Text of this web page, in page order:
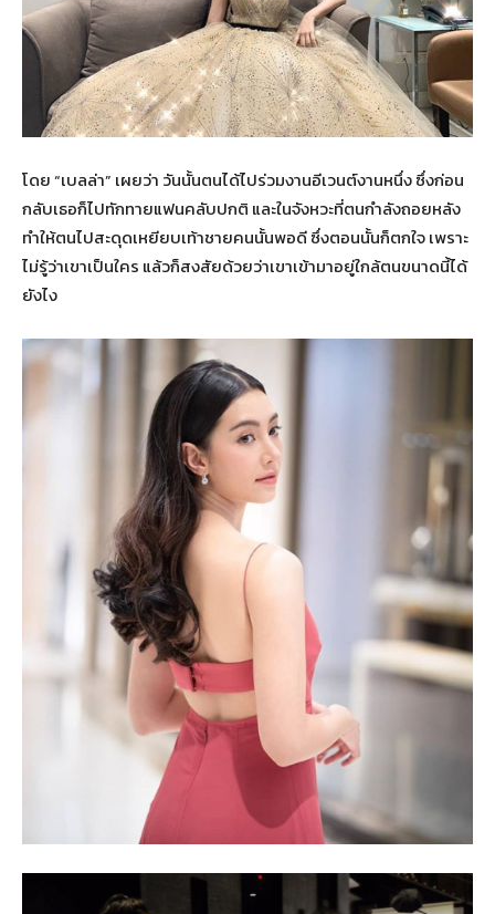
โดย “เบลล่า” เผยว่า วันนั้นตนได้ไปร่วมงานอีเวนต์งานหนึ่ง ซึ่งก่อน
กลับเธอก็ไปทักทายแฟนคลับปกติ และในจังหวะที่ตนกำลังถอยหลัง
ทำให้ตนไปสะดุดเหยียบเท้าชายคนนั้นพอดี ซึ่งตอนนั้นก็ตกใจ เพราะ
ไม่รู้ว่าเขาเป็นใคร แล้วก็สงสัยด้วยว่าเขาเข้ามาอยู่ใกล้ตนขนาดนี้ได้
ยังไง